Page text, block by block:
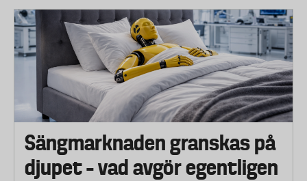
Sängmarknaden granskas på
djupet – vad avgör egentligen